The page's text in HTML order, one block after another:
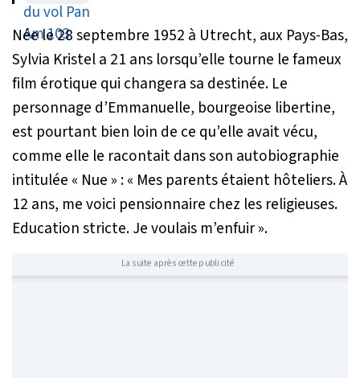
Née le 28 septembre 1952 à Utrecht, aux Pays-Bas,
Sylvia Kristel a 21 ans lorsqu’elle tourne le fameux
film érotique qui changera sa destinée. Le
personnage d’Emmanuelle, bourgeoise libertine,
est pourtant bien loin de ce qu’elle avait vécu,
comme elle le racontait dans son autobiographie
intitulée « Nue » :« Mes parents étaient hôteliers. À
12 ans, me voici pensionnaire chez les religieuses.
Education stricte. Je voulais m’enfuir ».
La suite après cette publicité